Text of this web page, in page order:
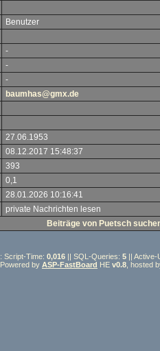
Benutzer
-
-
-
baumhas@gmx.de
27.06.1953
08.12.2017 15:48:37
393
0,1
28.01.2026 10:16:41
private Nachrichten lesen
Beiträge von Puetsch
.: Script-Time: 0,016 || SQL-Queries: 5 || Active-
Powered by ASP-FastBoard HE v0.8 , hosted